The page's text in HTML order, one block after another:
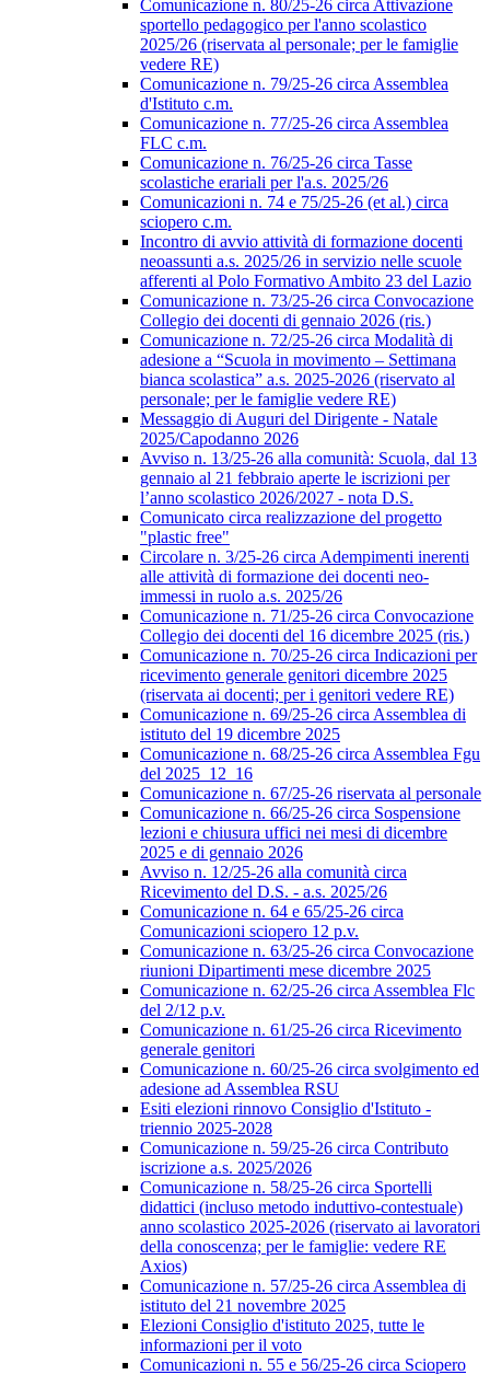
Comunicazione n. 80/25-26 circa Attivazione
sportello pedagogico per l'anno scolastico
2025/26 (riservata al personale; per le famiglie
vedere RE)
Comunicazione n. 79/25-26 circa Assemblea
d'Istituto c.m.
Comunicazione n. 77/25-26 circa Assemblea
FLC c.m.
Comunicazione n. 76/25-26 circa Tasse
scolastiche erariali per l'a.s. 2025/26
Comunicazioni n. 74 e 75/25-26 (et al.) circa
sciopero c.m.
Incontro di avvio attività di formazione docenti
neoassunti a.s. 2025/26 in servizio nelle scuole
afferenti al Polo Formativo Ambito 23 del Lazio
Comunicazione n. 73/25-26 circa Convocazione
Collegio dei docenti di gennaio 2026 (ris.)
Comunicazione n. 72/25-26 circa Modalità di
adesione a “Scuola in movimento – Settimana
bianca scolastica” a.s. 2025-2026 (riservato al
personale; per le famiglie vedere RE)
Messaggio di Auguri del Dirigente - Natale
2025/Capodanno 2026
Avviso n. 13/25-26 alla comunità: Scuola, dal 13
gennaio al 21 febbraio aperte le iscrizioni per
l’anno scolastico 2026/2027 - nota D.S.
Comunicato circa realizzazione del progetto
"plastic free"
Circolare n. 3/25-26 circa Adempimenti inerenti
alle attività di formazione dei docenti neo-
immessi in ruolo a.s. 2025/26
Comunicazione n. 71/25-26 circa Convocazione
Collegio dei docenti del 16 dicembre 2025 (ris.)
Comunicazione n. 70/25-26 circa Indicazioni per
ricevimento generale genitori dicembre 2025
(riservata ai docenti; per i genitori vedere RE)
Comunicazione n. 69/25-26 circa Assemblea di
istituto del 19 dicembre 2025
Comunicazione n. 68/25-26 circa Assemblea Fgu
del 2025_12_16
Comunicazione n. 67/25-26 riservata al personale
Comunicazione n. 66/25-26 circa Sospensione
lezioni e chiusura uffici nei mesi di dicembre
2025 e di gennaio 2026
Avviso n. 12/25-26 alla comunità circa
Ricevimento del D.S. - a.s. 2025/26
Comunicazione n. 64 e 65/25-26 circa
Comunicazioni sciopero 12 p.v.
Comunicazione n. 63/25-26 circa Convocazione
riunioni Dipartimenti mese dicembre 2025
Comunicazione n. 62/25-26 circa Assemblea Flc
del 2/12 p.v.
Comunicazione n. 61/25-26 circa Ricevimento
generale genitori
Comunicazione n. 60/25-26 circa svolgimento ed
adesione ad Assemblea RSU
Esiti elezioni rinnovo Consiglio d'Istituto -
triennio 2025-2028
Comunicazione n. 59/25-26 circa Contributo
iscrizione a.s. 2025/2026
Comunicazione n. 58/25-26 circa Sportelli
didattici (incluso metodo induttivo-contestuale)
anno scolastico 2025-2026 (riservato ai lavoratori
della conoscenza; per le famiglie: vedere RE
Axios)
Comunicazione n. 57/25-26 circa Assemblea di
istituto del 21 novembre 2025
Elezioni Consiglio d'istituto 2025, tutte le
informazioni per il voto
Comunicazioni n. 55 e 56/25-26 circa Sciopero